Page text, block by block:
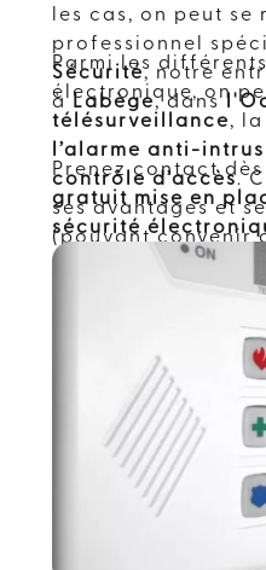
les cas, on peut se
professionnel
Sécurité, notre
à Labège, dans
Parmi les
électronique, on
télésurveillance, la
l’alarme anti-
contrôle d’accès.
ses avantages et
(pouvant convenir
les conseils avisés
peuvent être d’une
tout cas, pour plus
est de se
professionnel
vente et la pose
électronique,
Prenez contact
gratuit mise en
sécurité